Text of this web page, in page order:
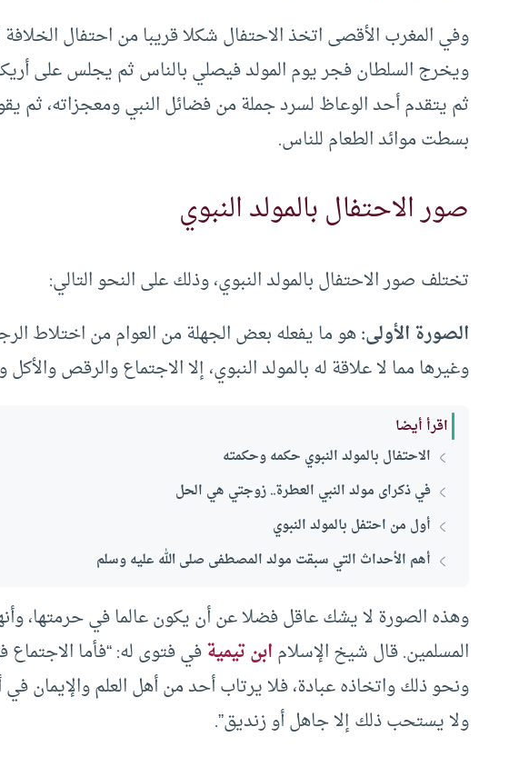
وفي المغرب الأقصى اتخذ الاحتفال شكلا قريبا من احتفال
ويخرج السلطان فجر يوم المولد فيصلي بالناس ثم يجلس على
ثم يتقدم أحد الوعاظ لسرد جملة من فضائل النبي ومعجزاته، ثم
بسطت موائد الطعام للناس.
صور الاحتفال بالمولد النبوي
تختلف صور الاحتفال بالمولد النبوي، وذلك على النحو التالي:
الصورة الأولى:هو ما يفعله بعض الجهلة من العوام من اختلاط
وغيرها مما لا علاقة له بالمولد النبوي، إلا الاجتماع والرقص
اقرأ أيضا
الاحتفال بالمولد النبوي حكمه وحكمته
في ذكراى مولد النبي العطرة.. زوجتي هي الحل
أول من احتفل بالمولد النبوي
أهم الأحداث التي سبقت مولد المصطفى صلى الله عليه وسلم
وهذه الصورة لا يشك عاقل فضلا عن أن يكون عالما في حرمتها،
المسلمين. قال شيخ الإسلامابن تيميةفي فتوى له: “فأما
ونحو ذلك واتخاذه عبادة، فلا يرتاب أحد من أهل العلم والإيمان
ولا يستحب ذلك إلا جاهل أو زنديق”.